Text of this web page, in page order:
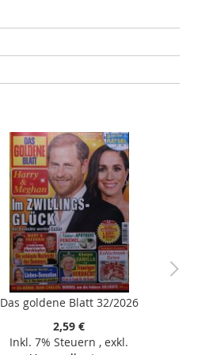
Das goldene Blatt 32/2026
2,59 €
Inkl. 7% Steuern , exkl.